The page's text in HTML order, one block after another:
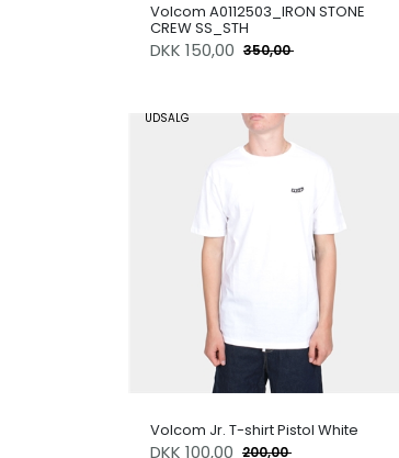
Volcom A0112503_IRON STONE
CREW SS_STH
DKK 150,00 350,00
UDSALG
Volcom Jr. T-shirt Pistol White
DKK 100,00 200,00